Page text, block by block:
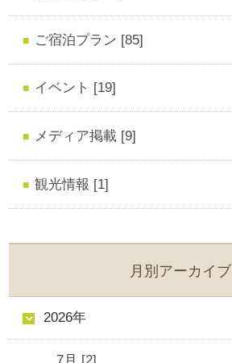
ご宿泊プラン [85]
イベント [19]
メディア掲載 [9]
観光情報 [1]
月別アーカイブ
2026年